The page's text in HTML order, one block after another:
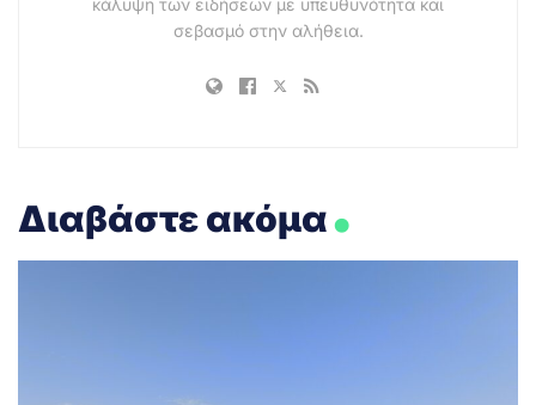
κάλυψη των ειδήσεων με υπευθυνότητα και
σεβασμό στην αλήθεια.
Διαβάστε ακόμα.